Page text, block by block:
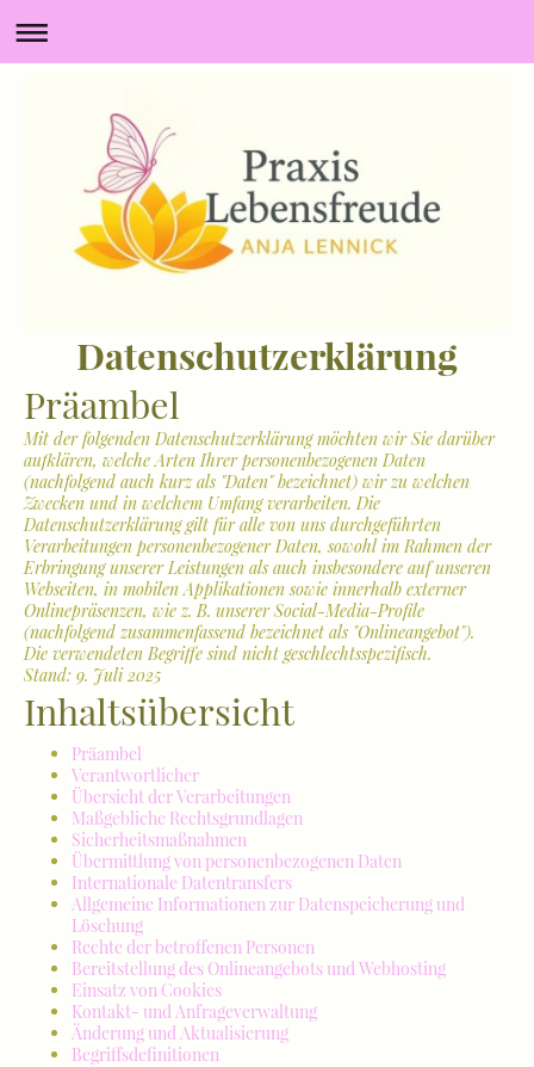
Datenschutzerklärung
Präambel
Mit der folgenden Datenschutzerklärung möchten wir Sie darüber
aufklären, welche Arten Ihrer personenbezogenen Daten
(nachfolgend auch kurz als "Daten" bezeichnet) wir zu welchen
Zwecken und in welchem Umfang verarbeiten. Die
Datenschutzerklärung gilt für alle von uns durchgeführten
Verarbeitungen personenbezogener Daten, sowohl im Rahmen der
Erbringung unserer Leistungen als auch insbesondere auf unseren
Webseiten, in mobilen Applikationen sowie innerhalb externer
Onlinepräsenzen, wie z. B. unserer Social-Media-Profile
(nachfolgend zusammenfassend bezeichnet als "Onlineangebot").
Die verwendeten Begriffe sind nicht geschlechtsspezifisch.
Stand: 9. Juli 2025
Inhaltsübersicht
Präambel
Verantwortlicher
Übersicht der Verarbeitungen
Maßgebliche Rechtsgrundlagen
Sicherheitsmaßnahmen
Übermittlung von personenbezogenen Daten
Internationale Datentransfers
Allgemeine Informationen zur Datenspeicherung und
Löschung
Rechte der betroffenen Personen
Bereitstellung des Onlineangebots und Webhosting
Einsatz von Cookies
Kontakt- und Anfrageverwaltung
Änderung und Aktualisierung
Begriffsdefinitionen